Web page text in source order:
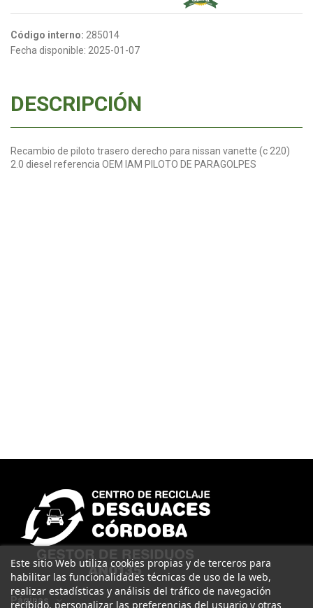
Código interno: 285014
Fecha disponible: 2025-01-07
DESCRIPCIÓN
Recambio de piloto trasero derecho para nissan vanette (c 220)
2.0 diesel referencia OEM IAM PILOTO DE PARAGOLPES
Páginas
Este sitio Web utiliza cookies propias y de terceros para
habilitar las funcionalidades técnicas de uso de la web,
realizar estadísticas y análisis del tráfico de navegación
recibido, personalizar las preferencias del usuario y otras